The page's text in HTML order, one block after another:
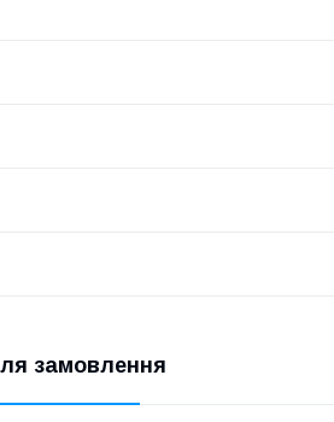
замовлення